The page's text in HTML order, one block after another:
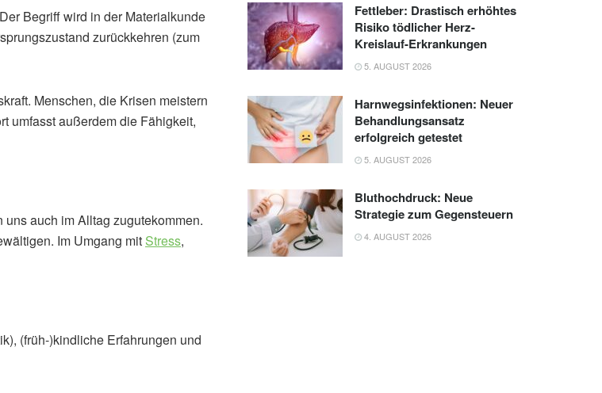
Begriff wird in der Materialkunde
zurückkehren (zum
Menschen, die Krisen meistern
umfasst außerdem die Fähigkeit,
auch im Alltag zugutekommen.
Im Umgang mit Stress,
(früh-)kindliche Erfahrungen und
Fettleber: Drastisch erhöhtes
Risiko tödlicher Herz-
Kreislauf-Erkrankungen
5. AUGUST 2026
Harnwegsinfektionen: Neuer
Behandlungsansatz
erfolgreich getestet
5. AUGUST 2026
Bluthochdruck: Neue
Strategie zum Gegensteuern
4. AUGUST 2026